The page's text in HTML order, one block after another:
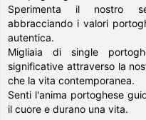
Sperimenta il nostro
abbracciando i valori
autentica.
Migliaia di single
significative attraverso la
che la vita contemporanea.
Senti l'anima portoghese
il cuore e durano una vita.